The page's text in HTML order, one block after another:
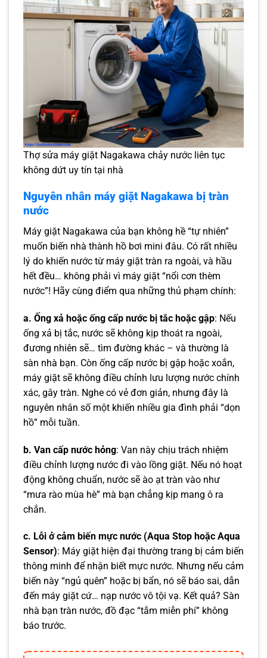
Thợ sửa máy giặt Nagakawa chảy nước liên tục
không dứt uy tín tại nhà
Nguyên nhân máy giặt Nagakawa bị tràn
nước
Máy giặt Nagakawa của bạn không hề “tự nhiên”
muốn biến nhà thành hồ bơi mini đâu. Có rất nhiều
lý do khiến nước từ máy giặt tràn ra ngoài, và hầu
hết đều… không phải vì máy giặt “nổi cơn thèm
nước”! Hãy cùng điểm qua những thủ phạm chính:
a. Ống xả hoặc ống cấp nước bị tắc hoặc gập: Nếu
ống xả bị tắc, nước sẽ không kịp thoát ra ngoài,
đương nhiên sẽ… tìm đường khác – và thường là
sàn nhà bạn. Còn ống cấp nước bị gập hoặc xoắn,
máy giặt sẽ không điều chỉnh lưu lượng nước chính
xác, gây tràn. Nghe có vẻ đơn giản, nhưng đây là
nguyên nhân số một khiến nhiều gia đình phải “dọn
hồ” mỗi tuần.
b. Van cấp nước hỏng: Van này chịu trách nhiệm
điều chỉnh lượng nước đi vào lồng giặt. Nếu nó hoạt
động không chuẩn, nước sẽ ào ạt tràn vào như
“mưa rào mùa hè” mà bạn chẳng kịp mang ô ra
chắn.
c. Lỗi ở cảm biến mực nước (Aqua Stop hoặc Aqua
Sensor): Máy giặt hiện đại thường trang bị cảm biến
thông minh để nhận biết mực nước. Nhưng nếu cảm
biến này “ngủ quên” hoặc bị bẩn, nó sẽ báo sai, dẫn
đến máy giặt cứ… nạp nước vô tội vạ. Kết quả? Sàn
nhà bạn tràn nước, đồ đạc “tắm miễn phí” không
báo trước.